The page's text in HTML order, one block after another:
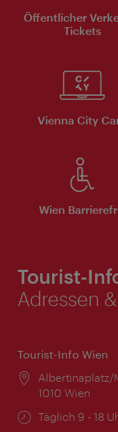
Öffentlicher
Tickets
Vienna City
Wien
Tourist-
Adressen
Tourist-Info Wien
Ort:
Albertinaplatz/
1010 Wien
Öffnungszeiten:
Täglich 9 - 18